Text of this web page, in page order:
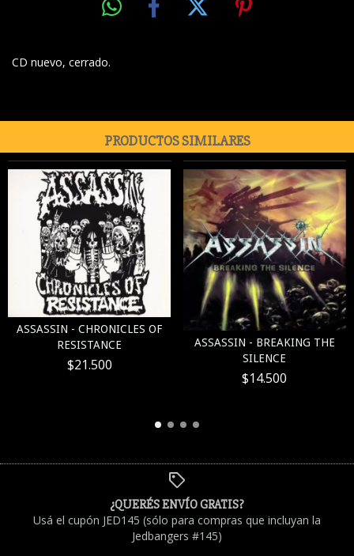
CD nuevo, cerrado.
PRODUCTOS SIMILARES
ASSASSIN - CHRONICLES OF
RESISTANCE
$21.500
ASSASSIN - BREAKING THE
SILENCE
$14.500
¿QUERÉS ENVÍO GRATIS?
Usá el cupón JED145 (sólo para compras que incluyan la
Jedbangers #145)